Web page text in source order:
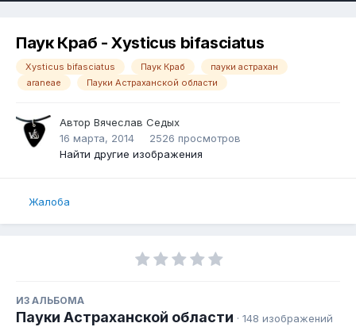
Паук Краб - Xysticus bifasciatus
Xysticus bifasciatus Паук Краб
пауки астрахан
araneae
Пауки Астраханской области
Автор Вячеслав Седых
16 марта, 2014
2526 просмотров
Найти другие изображения
Жалоба
ИЗ АЛЬБОМА
Пауки Астраханской области · 148 изображений